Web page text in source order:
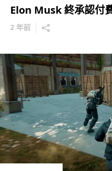
Elon Musk 終承認付
2 年前